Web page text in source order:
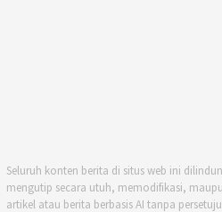
Seluruh konten berita di situs web ini
mengutip secara utuh, memodifikasi,
artikel atau berita berbasis AI tanpa